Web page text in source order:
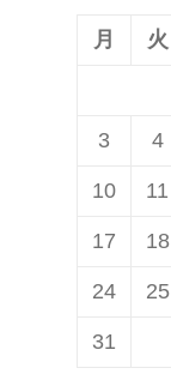
月 火
3 4
10 11
17 18
24 25
31